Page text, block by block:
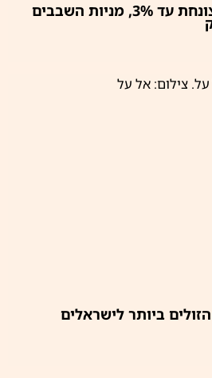
בהלה בבורסה: ת"א צונחת עד 3%, מניות השבבים
ביותר לישראלים